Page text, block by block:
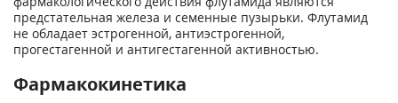
предстательная железа и семенные пузырьки. Флутамид
не обладает эстрогенной, антиэстрогенной,
прогестагенной и антигестагенной активно­стью.
Фармакокинетика